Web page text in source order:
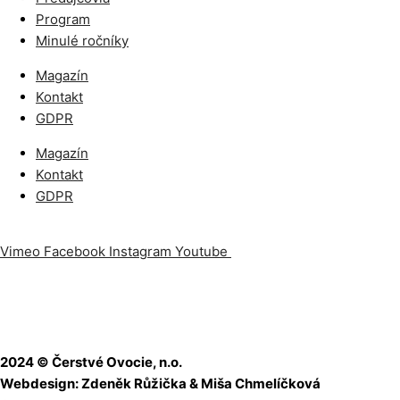
Program
Minulé ročníky
Magazín
Kontakt
GDPR
Magazín
Kontakt
GDPR
Vimeo Facebook Instagram Youtube
2024 © Čerstvé Ovocie, n.o.
Webdesign: Zdeněk Růžička & Miša Chmelíčková